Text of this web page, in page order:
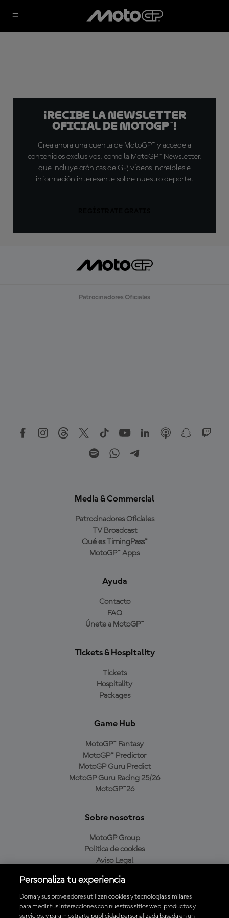
¡Recibe la Newsletter
oficial de MotoGP™!
Crea ahora una cuenta de MotoGP™ y accede a
contenidos exclusivos, como la MotoGP™ Newsletter,
que incluye crónicas de GP, vídeos increíbles e
información interesante sobre nuestro deporte.
Patrocinadores Oficiales
Media & Commercial
Patrocinadores Oficiales
TV Broadcast
Qué es TimingPass™
MotoGP™ Apps
Ayuda
Contacto
FAQ
Únete a MotoGP™
Tickets & Hospitality
Tickets
Hospitality
Packages
Game Hub
MotoGP™ Fantasy
MotoGP™ Predictor
MotoGP Guru Predict
MotoGP Guru Racing 25/26
MotoGP™26
Sobre nosotros
MotoGP Group
Política de cookies
Aviso Legal
Política de compra
Personaliza tu experiencia
Dorna y sus proveedores utilizan cookies y tecnologías similares
para medir tus interacciones con nuestros sitios web, productos y
servicios, y para mostrarte publicidad personalizada basada en un